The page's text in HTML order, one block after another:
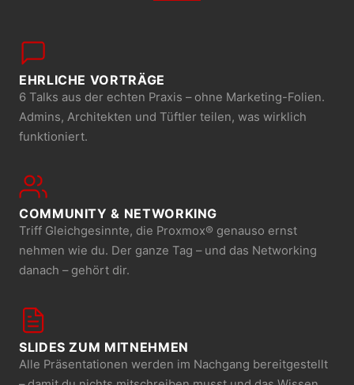
EHRLICHE VORTRÄGE
6 Talks aus der echten Praxis – ohne Marketing-Folien.
Admins, Architekten und Tüftler teilen, was wirklich
funktioniert.
COMMUNITY & NETWORKING
Triff Gleichgesinnte, die Proxmox® genauso ernst
nehmen wie du. Der ganze Tag – und das Networking
danach – gehört dir.
SLIDES ZUM MITNEHMEN
Alle Präsentationen werden im Nachgang bereitgestellt